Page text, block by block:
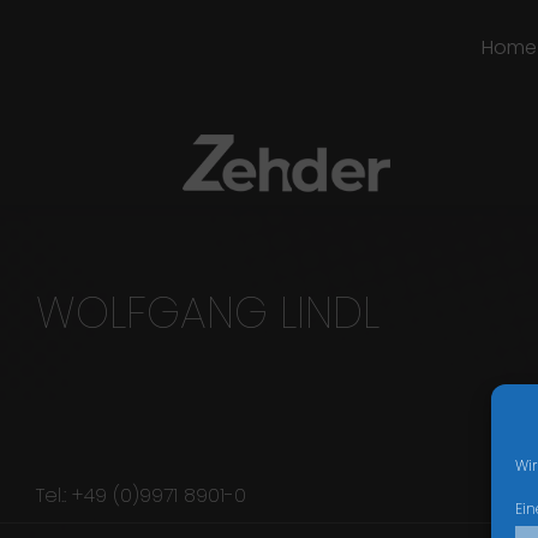
Home
WOLFGANG LINDL
Tel.: +49 (0)9971 8901-0